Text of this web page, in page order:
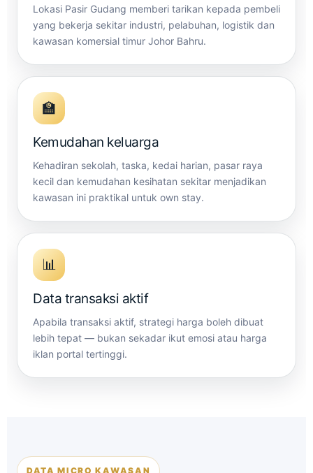
Lokasi Pasir Gudang memberi tarikan kepada pembeli
yang bekerja sekitar industri, pelabuhan, logistik dan
kawasan komersial timur Johor Bahru.
🏫
Kemudahan keluarga
Kehadiran sekolah, taska, kedai harian, pasar raya
kecil dan kemudahan kesihatan sekitar menjadikan
kawasan ini praktikal untuk own stay.
📊
Data transaksi aktif
Apabila transaksi aktif, strategi harga boleh dibuat
lebih tepat — bukan sekadar ikut emosi atau harga
iklan portal tertinggi.
DATA MICRO KAWASAN